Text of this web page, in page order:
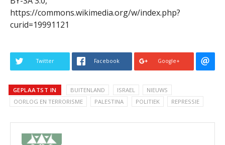
https://commons.wikimedia.org/w/index.php?
curid=19991121
Twitter Facebook Google+
GEPLAATST IN BUITENLAND ISRAEL
NIEUWS
OORLOG EN TERRORISME
PALESTINA POLITIEK REPRESSIE